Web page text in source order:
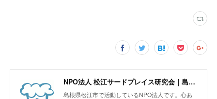
NPO法人 松江サードプレイス研究会｜島根県松江市
島根県松江市で活動しているNPO法人です。心あ